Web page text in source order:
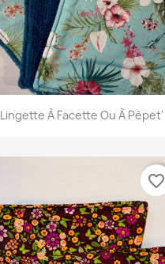
 Aperçu rapide
Lingette À Facette Ou À Pèpet'
favorite_border